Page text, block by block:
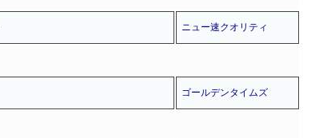
ニュー速クオリティ
ゴールデンタイムズ